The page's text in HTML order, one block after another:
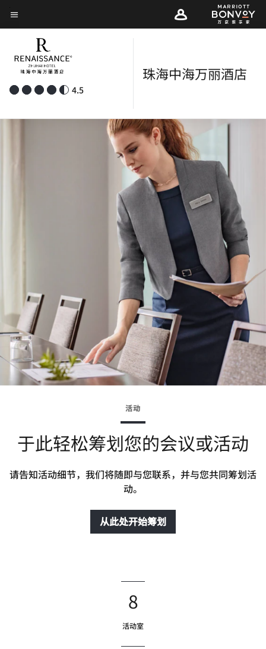
Skip
to
content
菜单文本
4.5
珠海中海万丽酒店
活动
于此轻松筹划您的会议或活动
请告知活动细节，我们将随即与您联系，并与您共同筹划活
动。
从此处开始筹划
8
活动室